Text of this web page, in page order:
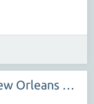
Oklahoma City Thunder - New Orleans Pelicans